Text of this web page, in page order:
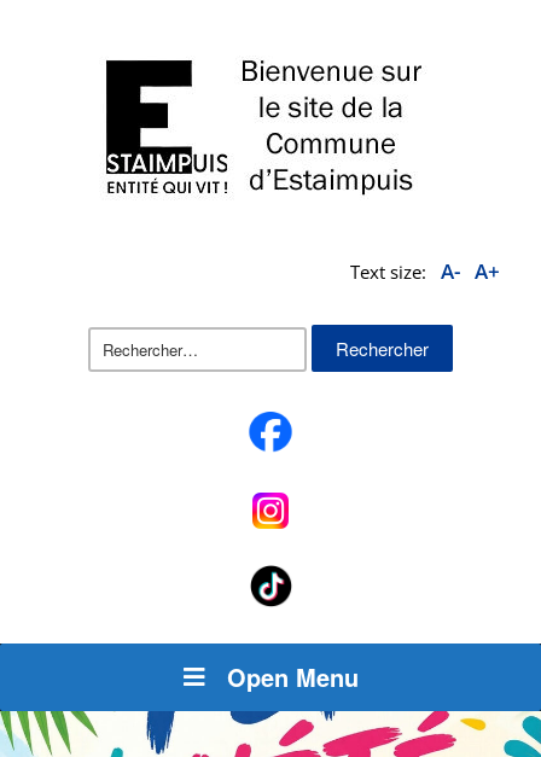
Text size: A- A+
Rechercher :
Open Menu